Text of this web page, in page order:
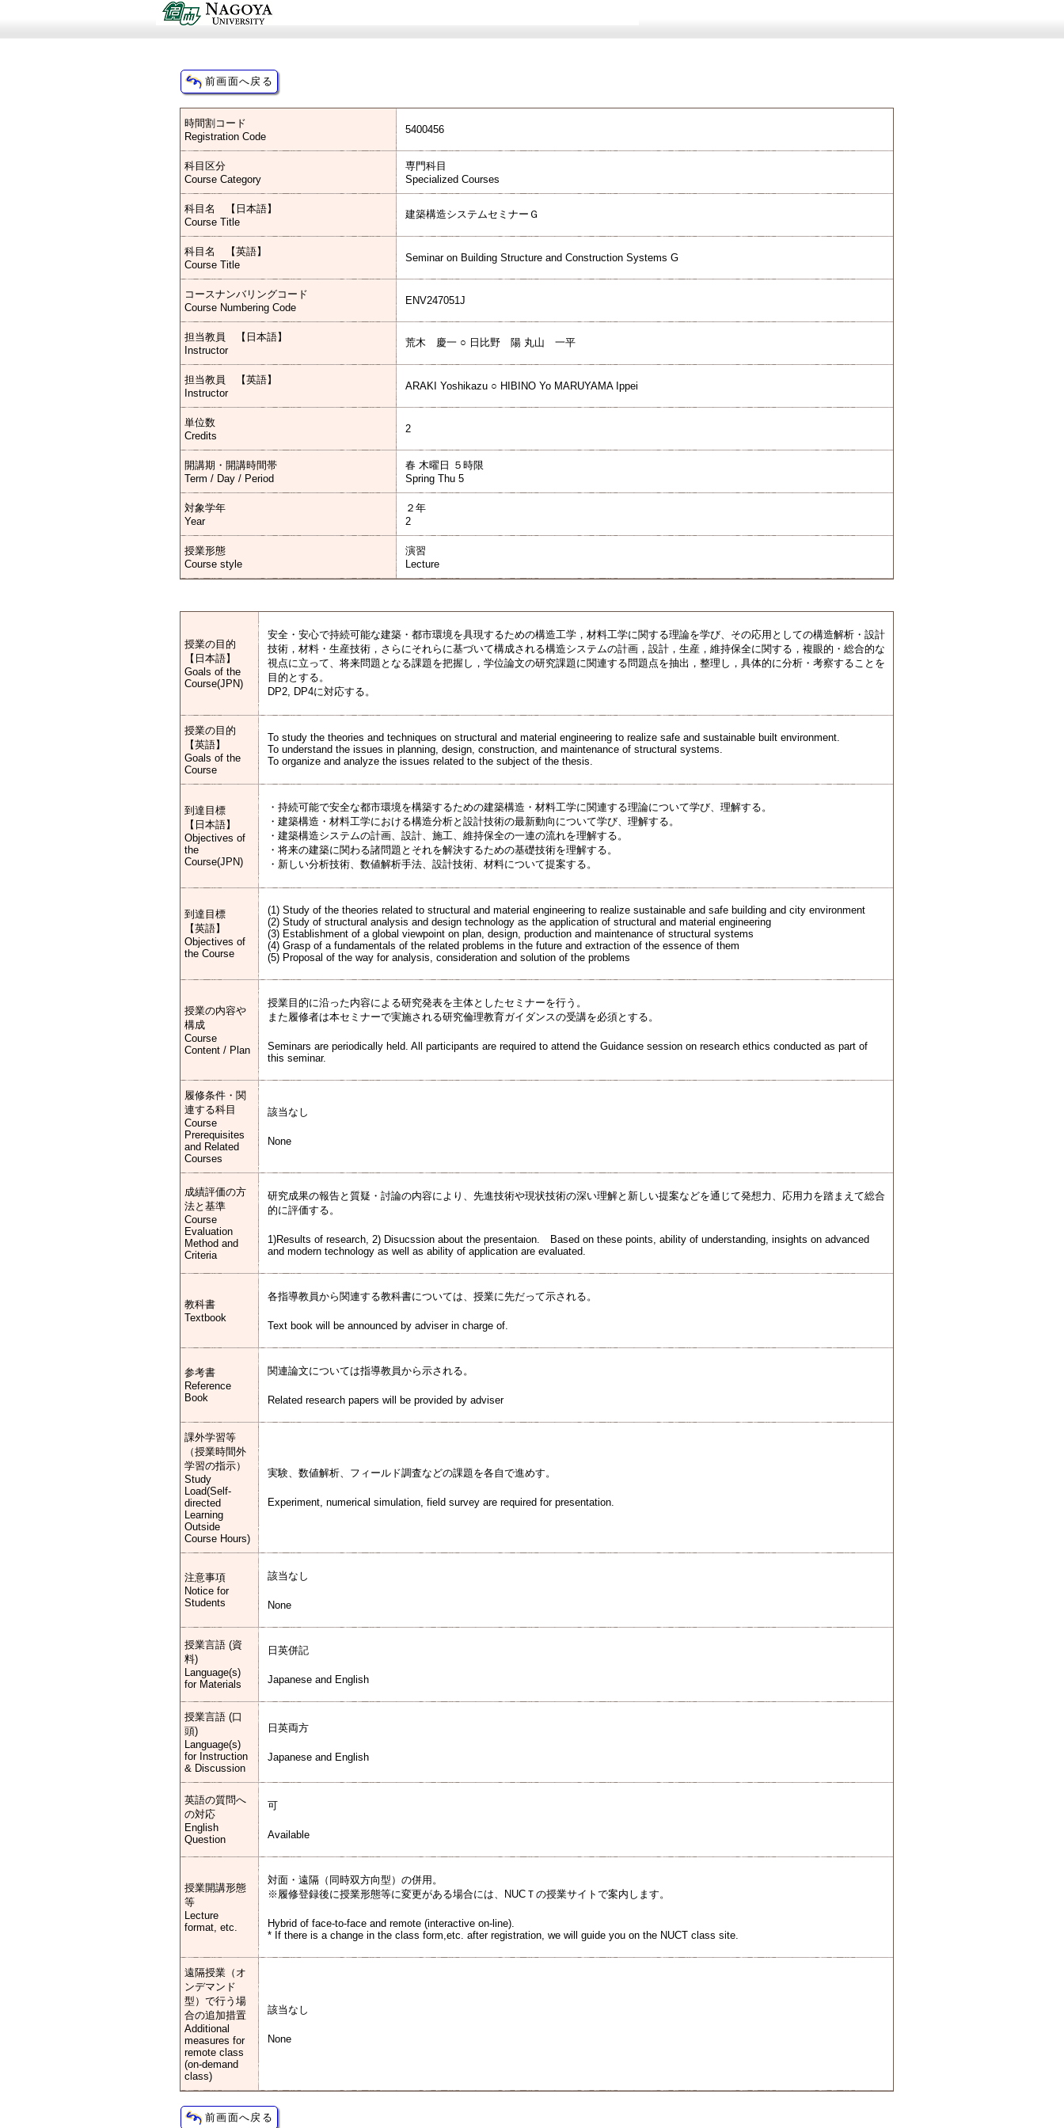
時間割コード
Registration Code
5400456
科目区分
Course Category
専門科目
Specialized Courses
科目名 【日本語】
Course Title
建築構造システムセミナーＧ
科目名 【英語】
Course Title
Seminar on Building Structure and Construction Systems G
コースナンバリングコード
Course Numbering Code
ENV247051J
担当教員 【日本語】
Instructor
荒木 慶一 ○ 日比野 陽 丸山 一平
担当教員 【英語】
Instructor
ARAKI Yoshikazu ○ HIBINO Yo MARUYAMA Ippei
単位数
Credits
2
開講期・開講時間帯
Term / Day / Period
春 木曜日 ５時限
Spring Thu 5
対象学年
Year
２年
2
授業形態
Course style
演習
Lecture
授業の目的
【日本語】
Goals of the
Course(JPN)
安全・安心で持続可能な建築・都市環境を具現するための構造工学，材料工学に関する理論を学び、その応用としての構造解析・設計
技術，材料・生産技術，さらにそれらに基づいて構成される構造システムの計画，設計，生産，維持保全に関する，複眼的・総合的な
視点に立って、将来問題となる課題を把握し，学位論文の研究課題に関連する問題点を抽出，整理し，具体的に分析・考察することを
目的とする。
DP2, DP4に対応する。
授業の目的
【英語】
Goals of the
Course
To study the theories and techniques on structural and material engineering to realize safe and sustainable built environment.
To understand the issues in planning, design, construction, and maintenance of structural systems.
To organize and analyze the issues related to the subject of the thesis.
到達目標
【日本語】
Objectives of
the
Course(JPN)
・持続可能で安全な都市環境を構築するための建築構造・材料工学に関連する理論について学び、理解する。
・建築構造・材料工学における構造分析と設計技術の最新動向について学び、理解する。
・建築構造システムの計画、設計、施工、維持保全の一連の流れを理解する。
・将来の建築に関わる諸問題とそれを解決するための基礎技術を理解する。
・新しい分析技術、数値解析手法、設計技術、材料について提案する。
到達目標
【英語】
Objectives of
the Course
(1) Study of the theories related to structural and material engineering to realize sustainable and safe building and city environment
(2) Study of structural analysis and design technology as the application of structural and material engineering
(3) Establishment of a global viewpoint on plan, design, production and maintenance of structural systems
(4) Grasp of a fundamentals of the related problems in the future and extraction of the essence of them
(5) Proposal of the way for analysis, consideration and solution of the problems
授業の内容や
構成
Course
Content / Plan
授業目的に沿った内容による研究発表を主体としたセミナーを行う。
また履修者は本セミナーで実施される研究倫理教育ガイダンスの受講を必須とする。
Seminars are periodically held. All participants are required to attend the Guidance session on research ethics conducted as part of
this seminar.
履修条件・関
連する科目
Course
Prerequisites
and Related
Courses
該当なし
None
成績評価の方
法と基準
Course
Evaluation
Method and
Criteria
研究成果の報告と質疑・討論の内容により、先進技術や現状技術の深い理解と新しい提案などを通じて発想力、応用力を踏まえて総合
的に評価する。
1)Results of research, 2) Disucssion about the presentaion. Based on these points, ability of understanding, insights on advanced
and modern technology as well as ability of application are evaluated.
教科書
Textbook
各指導教員から関連する教科書については、授業に先だって示される。
Text book will be announced by adviser in charge of.
参考書
Reference
Book
関連論文については指導教員から示される。
Related research papers will be provided by adviser
課外学習等
（授業時間外
学習の指示）
Study
Load(Self-
directed
Learning
Outside
Course Hours)
実験、数値解析、フィールド調査などの課題を各自で進めす。
Experiment, numerical simulation, field survey are required for presentation.
注意事項
Notice for
Students
該当なし
None
授業言語 (資
料)
Language(s)
for Materials
日英併記
Japanese and English
授業言語 (口
頭)
Language(s)
for Instruction
& Discussion
日英両方
Japanese and English
英語の質問へ
の対応
English
Question
可
Available
授業開講形態
等
Lecture
format, etc.
対面・遠隔（同時双方向型）の併用。
※履修登録後に授業形態等に変更がある場合には、NUCＴの授業サイトで案内します。
Hybrid of face-to-face and remote (interactive on-line).
* If there is a change in the class form,etc. after registration, we will guide you on the NUCT class site.
遠隔授業（オ
ンデマンド
型）で行う場
合の追加措置
Additional
measures for
remote class
(on-demand
class)
該当なし
None